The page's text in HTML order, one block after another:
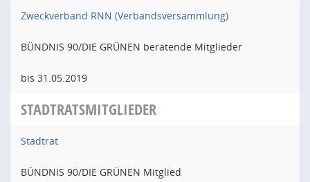
Zweckverband RNN (Verbandsversammlung)
BÜNDNIS 90/DIE GRÜNEN beratende Mitglieder
bis 31.05.2019
STADTRATSMITGLIEDER
Stadtrat
BÜNDNIS 90/DIE GRÜNEN Mitglied